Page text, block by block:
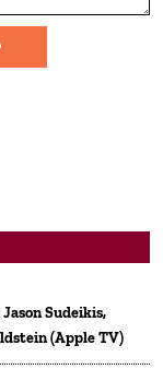
Sudeikis,
(Apple TV)